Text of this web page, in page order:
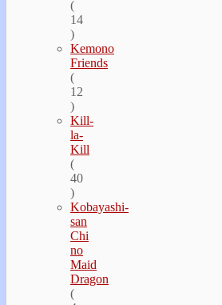
(
14
)
Kemono
Friends
(
12
)
Kill-
la-
Kill
(
40
)
Kobayashi-
san
Chi
no
Maid
Dragon
(